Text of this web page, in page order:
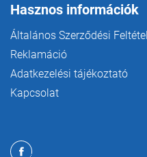
Hasznos információk
Általános Szerződési
Reklamáció
Adatkezelési tájékoztató
Kapcsolat